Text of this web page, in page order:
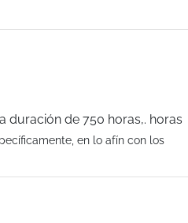
duración de 750 horas,. horas
en lo afín con los